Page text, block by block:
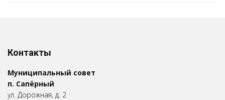
Контакты
Муниципальный совет
п. Сапёрный
ул. Дорожная, д. 2